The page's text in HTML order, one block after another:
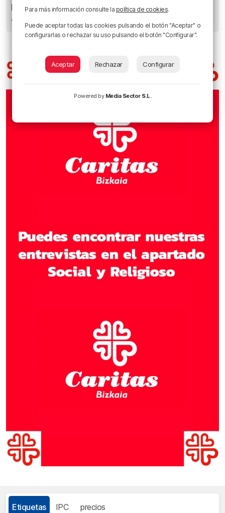
Planes para esta semana en Bilbao, Bizkaia y
alrededores: del 4 al 10 de agosto
Etiquetas IPC precios
Para más información consulte la política de cookies.
Puede aceptar todas las cookies pulsando el botón "Aceptar" o
configurarlas o rechazar su uso pulsando el botón "Configurar".
Aceptar Rechazar Configurar
Powered by Media Sector S.L.